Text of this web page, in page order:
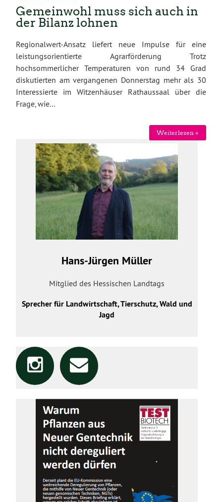
Gemeinwohl muss sich auch in
der Bilanz lohnen
Regionalwert-Ansatz liefert neue Impulse für eine
leistungsorientierte Agrarförderung Trotz
hochsommerlicher Temperaturen von rund 34 Grad
diskutierten am vergangenen Donnerstag mehr als 30
Interessierte im Witzenhäuser Rathaussaal über die
Frage, wie…
Weiterlesen »
Hans-Jürgen Müller
Mitglied des Hessischen Landtags
Sprecher für Landwirtschaft, Tierschutz, Wald und
Jagd